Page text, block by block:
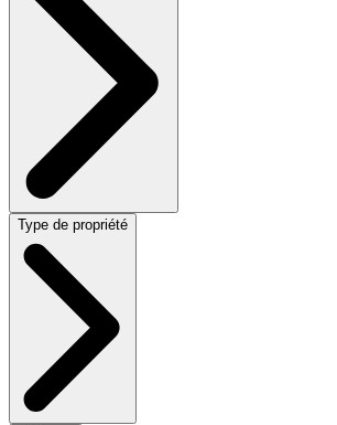
Type de propriété